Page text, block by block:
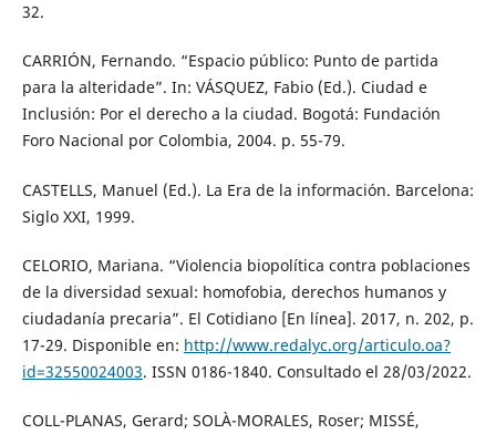
32.
CARRIÓN, Fernando. “Espacio público: Punto de partida
para la alteridade”. In: VÁSQUEZ, Fabio (Ed.). Ciudad e
Inclusión: Por el derecho a la ciudad. Bogotá: Fundación
Foro Nacional por Colombia, 2004. p. 55-79.
CASTELLS, Manuel (Ed.). La Era de la información. Barcelona:
Siglo XXI, 1999.
CELORIO, Mariana. “Violencia biopolítica contra poblaciones
de la diversidad sexual: homofobia, derechos humanos y
ciudadanía precaria”. El Cotidiano [En línea]. 2017, n. 202, p.
17-29. Disponible en: http://www.redalyc.org/articulo.oa?
id=32550024003. ISSN 0186-1840. Consultado el 28/03/2022.
COLL-PLANAS, Gerard; SOLÀ-MORALES, Roser; MISSÉ,